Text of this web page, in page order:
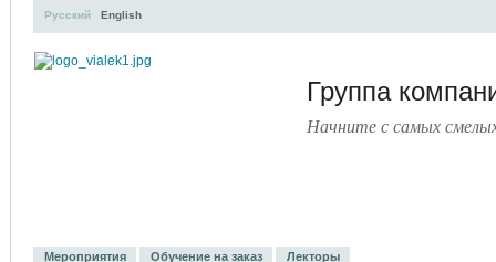
Группа
Начните с самых
Русский English
Мероприятия Обучение на заказ Лекторы